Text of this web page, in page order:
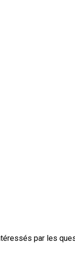
par les